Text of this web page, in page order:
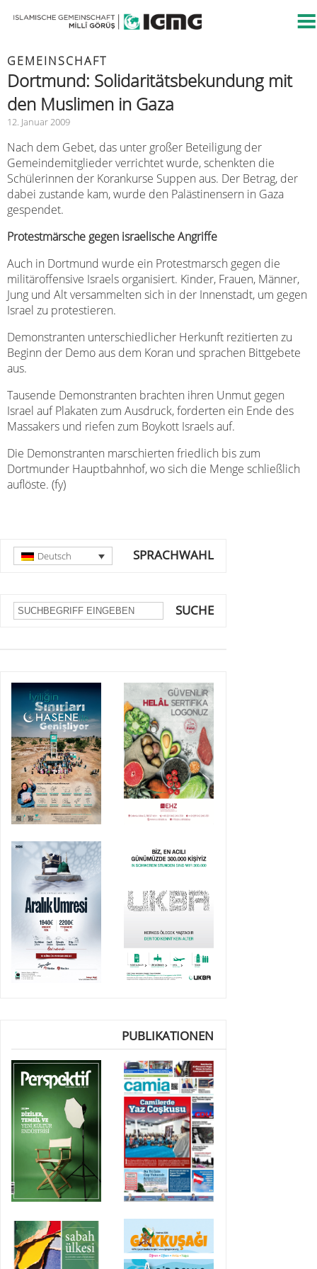
GEMEINSCHAFT
Dortmund: Solidaritätsbekundung mit
den Muslimen in Gaza
12. Januar 2009
Nach dem Gebet, das unter großer Beteiligung der
Gemeindemitglieder verrichtet wurde, schenkten die
Schülerinnen der Korankurse Suppen aus. Der Betrag, der
dabei zustande kam, wurde den Palästinensern in Gaza
gespendet.
Protestmärsche gegen israelische Angriffe
Auch in Dortmund wurde ein Protestmarsch gegen die
militäroffensive Israels organisiert. Kinder, Frauen, Männer,
Jung und Alt versammelten sich in der Innenstadt, um gegen
Israel zu protestieren.
Demonstranten unterschiedlicher Herkunft rezitierten zu
Beginn der Demo aus dem Koran und sprachen Bittgebete
aus.
Tausende Demonstranten brachten ihren Unmut gegen
Israel auf Plakaten zum Ausdruck, forderten ein Ende des
Massakers und riefen zum Boykott Israels auf.
Die Demonstranten marschierten friedlich bis zum
Dortmunder Hauptbahnhof, wo sich die Menge schließlich
auflöste. (fy)
SPRACHWAHL
Deutsch
SUCHE
PUBLIKATIONEN